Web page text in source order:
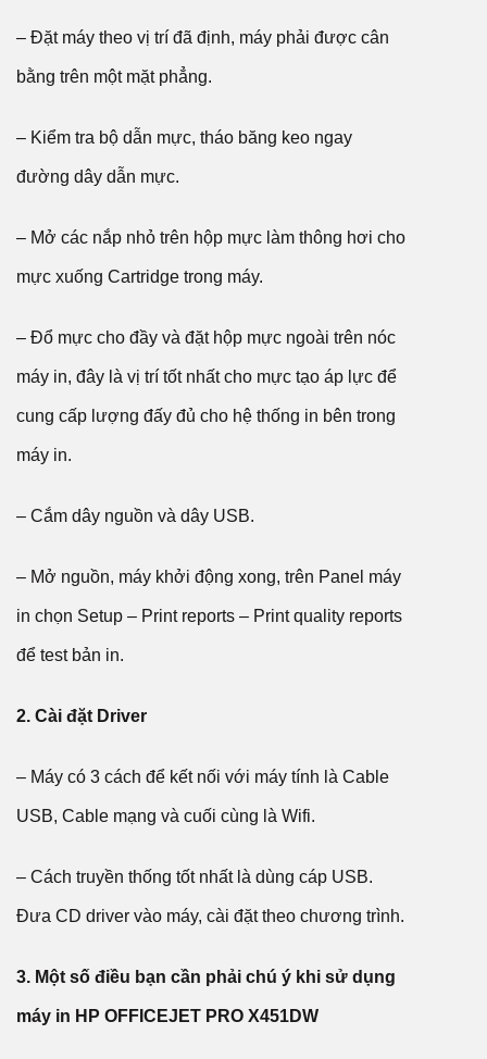
– Đặt máy theo vị trí đã định, máy phải được cân
bằng trên một mặt phẳng.
– Kiểm tra bộ dẫn mực, tháo băng keo ngay
đường dây dẫn mực.
– Mở các nắp nhỏ trên hộp mực làm thông hơi cho
mực xuống Cartridge trong máy.
– Đổ mực cho đầy và đặt hộp mực ngoài trên nóc
máy in, đây là vị trí tốt nhất cho mực tạo áp lực để
cung cấp lượng đấy đủ cho hệ thống in bên trong
máy in.
– Cắm dây nguồn và dây USB.
– Mở nguồn, máy khởi động xong, trên Panel máy
in chọn Setup – Print reports – Print quality reports
để test bản in.
2. Cài đặt Driver
– Máy có 3 cách để kết nối với máy tính là Cable
USB, Cable mạng và cuối cùng là Wifi.
– Cách truyền thống tốt nhất là dùng cáp USB.
Đưa CD driver vào máy, cài đặt theo chương trình.
3. Một số điều bạn cần phải chú ý khi sử dụng
máy in HP OFFICEJET PRO X451DW